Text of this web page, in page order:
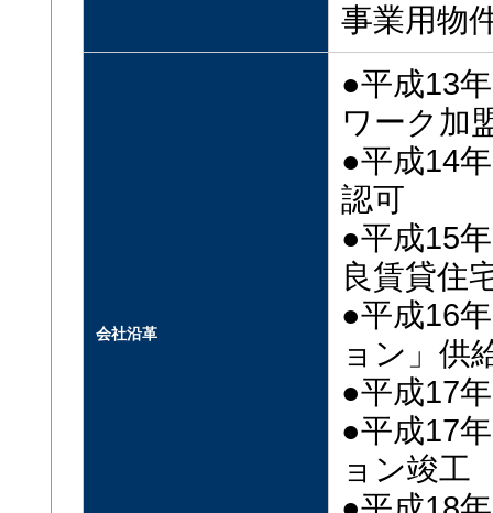
事業用物
会社沿革
●平成13
ワーク加
●平成14
認可
●平成15
良賃貸住
●平成16
ョン」供
●平成17
●平成17
ョン竣工